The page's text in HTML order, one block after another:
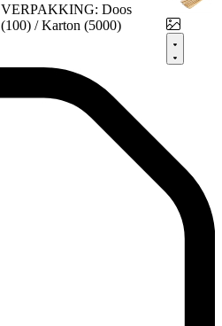
VERPAKKING: Doos
(100) / Karton (5000)